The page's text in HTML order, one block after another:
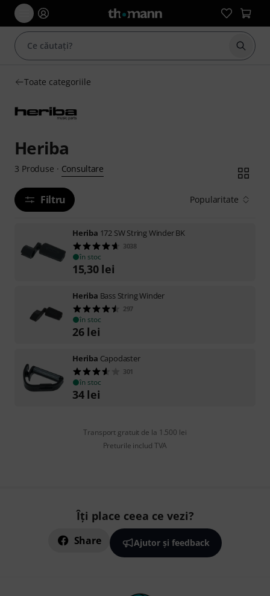
Toate categoriile
Heriba
3 Produse · Consultare
Filtru Popularitate
Heriba 172 SW String Winder BK
3038
în stoc
15,30 lei
Heriba Bass String Winder
297
în stoc
26 lei
Heriba Capodaster
301
în stoc
34 lei
Transport gratuit de la 1.500 lei
Preturile includ TVA
Îți place ceea ce vezi?
Share Ajutor și feedback